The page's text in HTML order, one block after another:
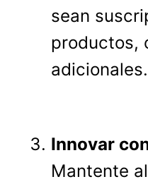
sean
productos,
adicionales.
Innovar
Mantente